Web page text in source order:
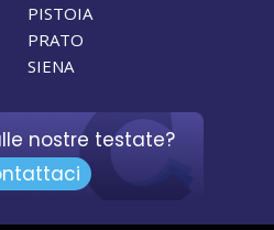
PISTOIA
PRATO
SIENA
nostre testate?